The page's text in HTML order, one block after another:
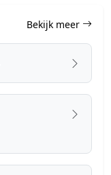
Bekijk meer